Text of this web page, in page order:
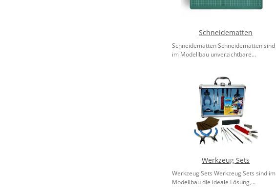
Schneidematten
Schneidematten Schneidematten sind
im Modellbau unverzichtbare...
Werkzeug Sets
Werkzeug Sets Werkzeug Sets sind im
Modellbau die ideale Lösung,...